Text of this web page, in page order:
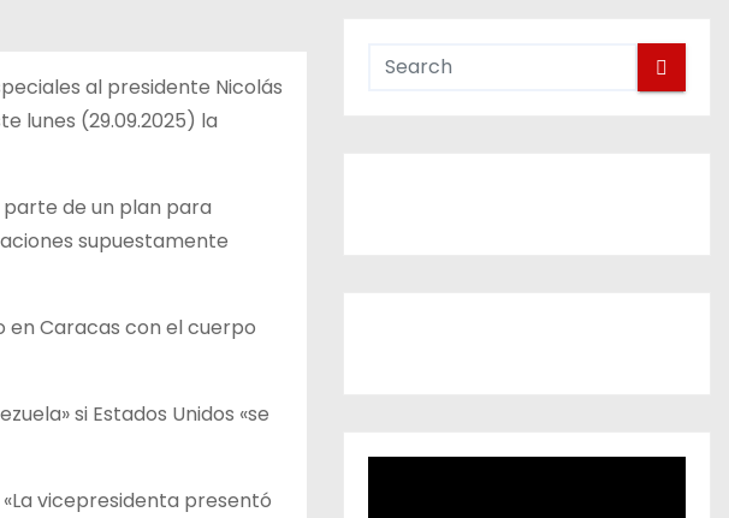
al presidente Nicolás
lunes (29.09.2025) la
de un plan para
supuestamente
en Caracas con el cuerpo
si Estados Unidos «se
vicepresidenta presentó